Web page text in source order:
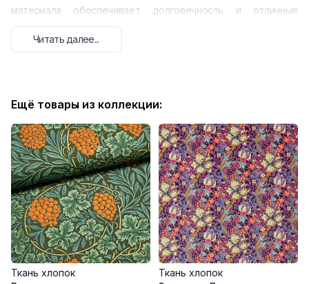
материала обеспечивает долговечность и отличные
эксплуатационные характеристики.
Характеристики:
Вертикальный рапорт: 418 мм
Артикул: VNE-852
Преимущества:
Экологичность и гипоаллергенность
Высокая воздухопроницаемость
Отличная формостойкость
Простота в уходе и долговечность
Натуральная терморегуляция
Качественные характеристики:
Читать далее...
Ещё товары из коллекции:
Ткань хлопок
Ткань хлопок